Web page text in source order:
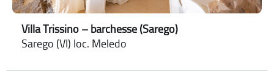
Villa Trissino – barchesse (Sarego)
Sarego (VI) loc. Meledo